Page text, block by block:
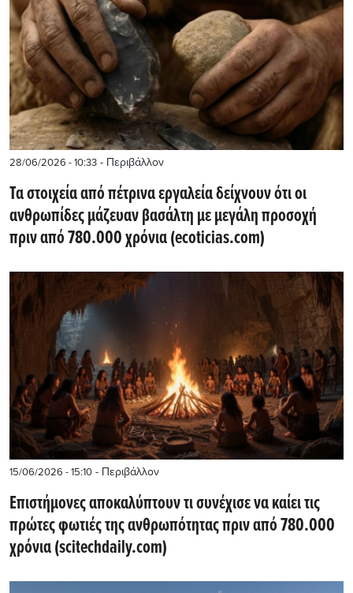
28/06/2026 - 10:33 - Περιβάλλον
Τα στοιχεία από πέτρινα εργαλεία δείχνουν ότι οι
ανθρωπίδες μάζευαν βασάλτη με μεγάλη προσοχή
πριν από 780.000 χρόνια (ecoticias.com)
15/06/2026 - 15:10 - Περιβάλλον
Επιστήμονες αποκαλύπτουν τι συνέχισε να καίει τις
πρώτες φωτιές της ανθρωπότητας πριν από 780.000
χρόνια (scitechdaily.com)